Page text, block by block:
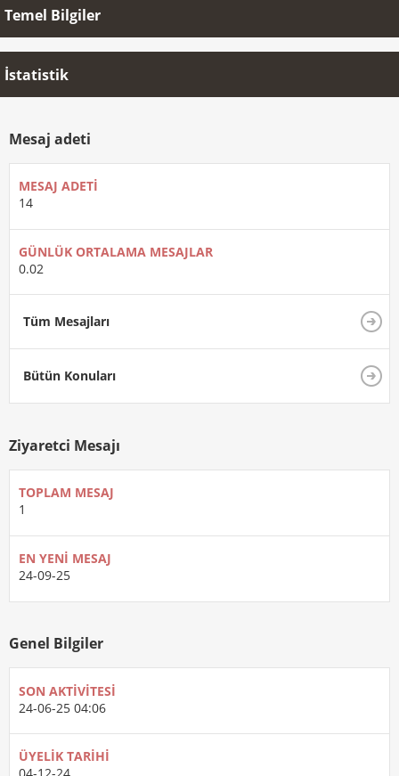
Temel Bilgiler
İstatistik
Mesaj adeti
MESAJ ADETI
14
GÜNLÜK ORTALAMA MESAJLAR
0.02
Tüm Mesajları
Bütün Konuları
Ziyaretci Mesajı
TOPLAM MESAJ
1
EN YENI MESAJ
24-09-25
Genel Bilgiler
SON AKTIVITESI
24-06-25 04:06
ÜYELIK TARIHI